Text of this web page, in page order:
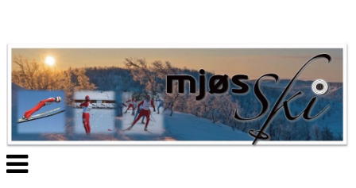
Veksle
navigasjon